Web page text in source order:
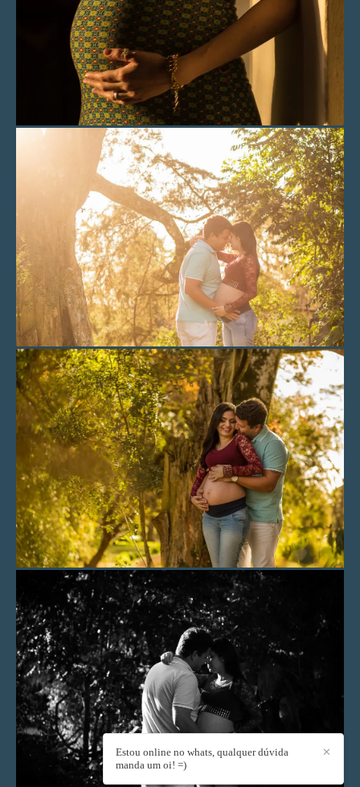
✕
Estou online no whats, qualquer dúvida
manda um oi! =)